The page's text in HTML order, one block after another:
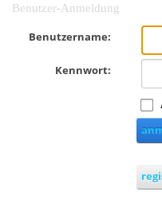
Benutzer-Anmeldung
Benutzername:
Kennwort: